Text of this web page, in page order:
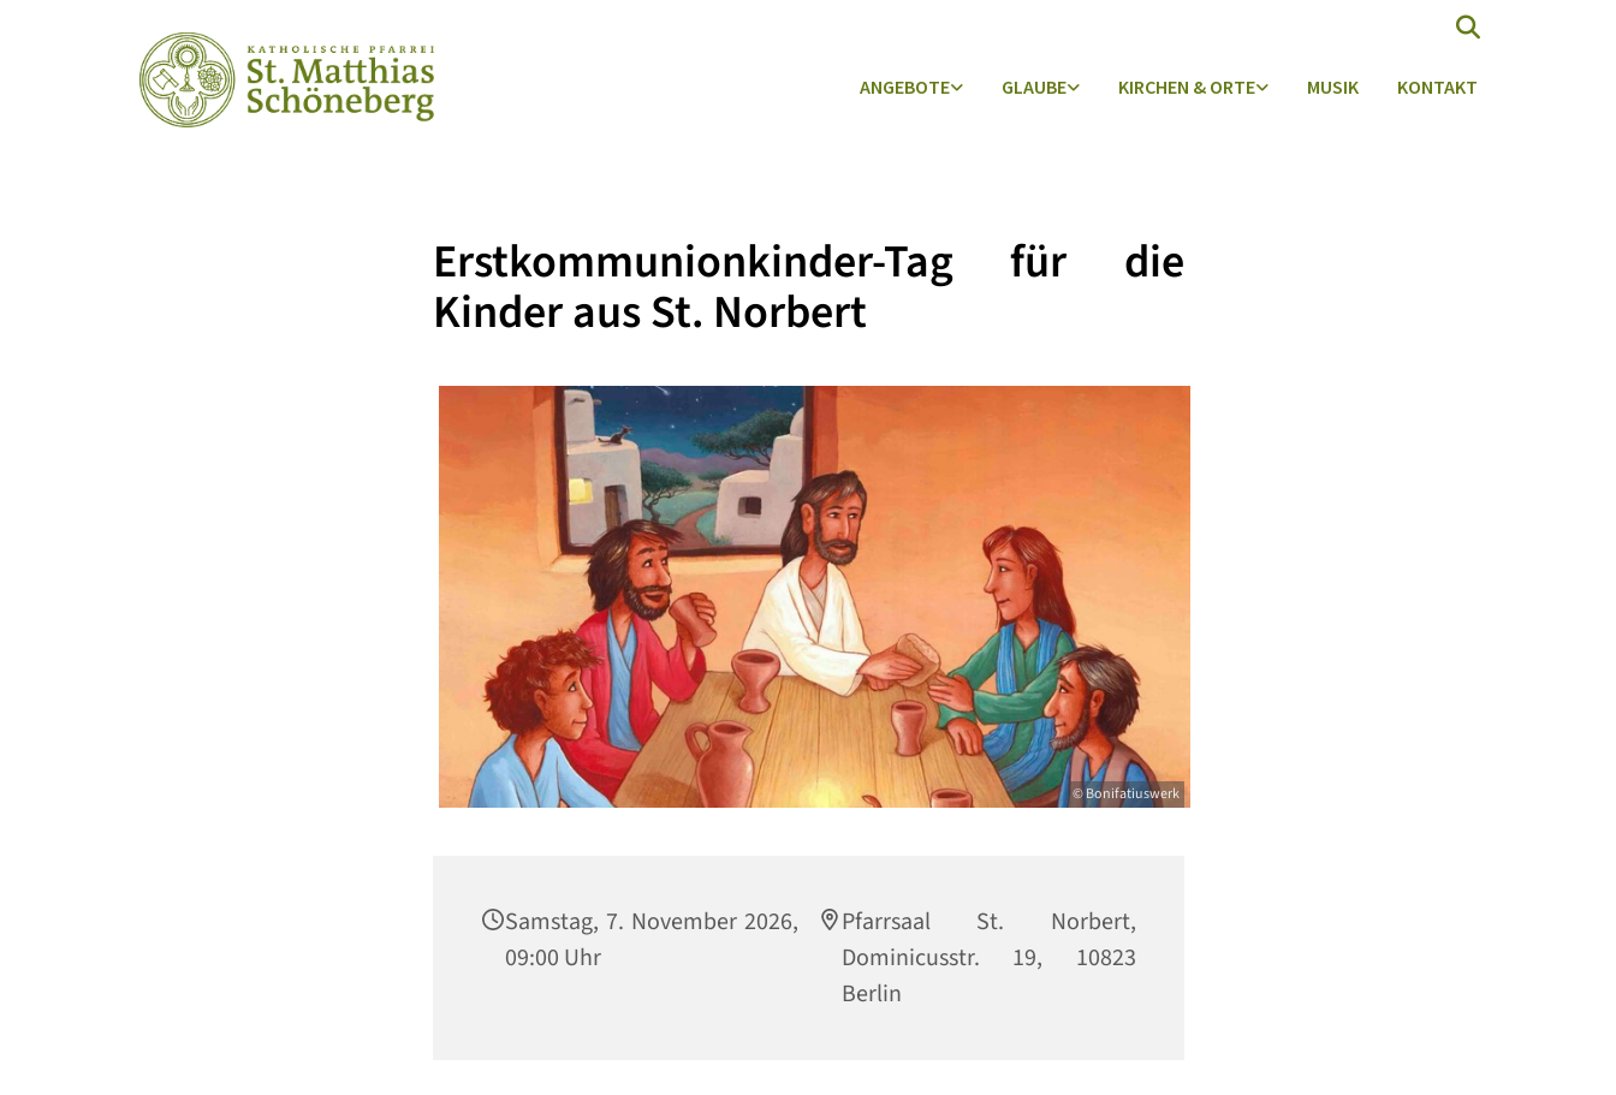
ANGEBOTE GLAUBE KIRCHEN & ORTE MUSIK KONTAKT
Erstkommunionkinder-Tag für die
Kinder aus St. Norbert
© Bonifatiuswerk
Samstag, 7. November 2026,
09:00 Uhr
Pfarrsaal St. Norbert,
Dominicusstr. 19, 10823
Berlin